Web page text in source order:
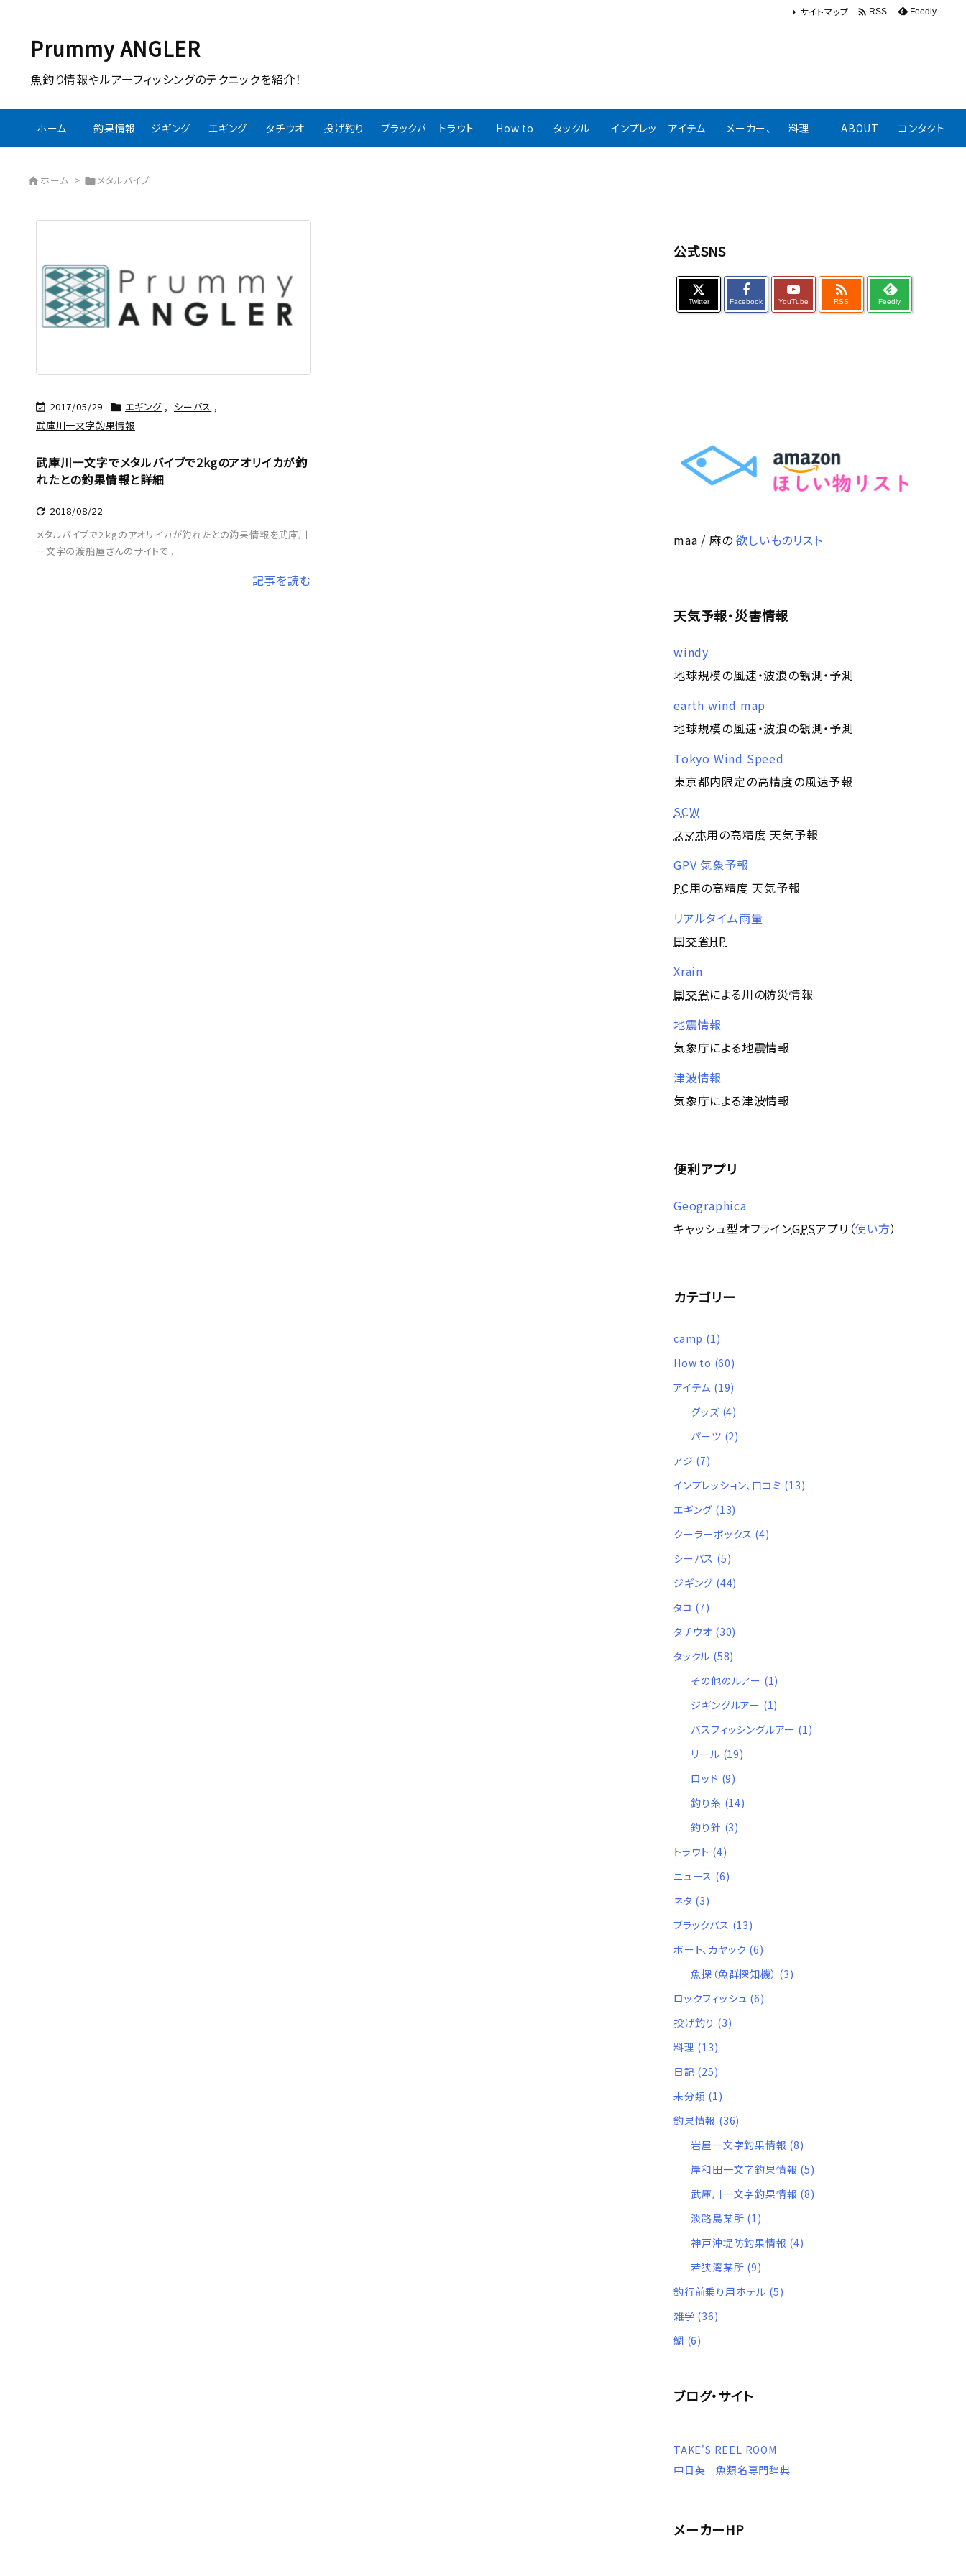
Prummy ANGLER
魚釣り情報やルアーフィッシングのテクニックを紹介！
ホーム 釣果情報 ジギング エギング タチウオ 投げ釣り ブラックバス トラウト How to タックル インプレッション、口コミ
アイテム メーカー、著名人リンク集
料理 ABOUT コンタクト
サイトマップ  RSS Feedly
 ホーム > メタルバイブ
 2017/05/29  エギング , シーバス ,
武庫川一文字釣果情報
武庫川一文字でメタルバイブで2kgのアオリイカが釣
れたとの釣果情報と詳細
 2018/08/22
メタルバイブで2 kgのアオリイカが釣れたとの釣果情報を武庫川
一文字の渡船屋さんのサイトで ...
記事を読む
公式SNS
Twitter Facebook YouTube

RSS Feedly
maa / 麻の欲しいものリスト
天気予報・災害情報
windy
地球規模の風速・波浪の観測・予測
earth wind map
地球規模の風速・波浪の観測・予測
Tokyo Wind Speed
東京都内限定の高精度の風速予報
SCW
スマホ用の高精度 天気予報
GPV 気象予報
PC用の高精度 天気予報
リアルタイム雨量
国交省HP
Xrain
国交省による川の防災情報
地震情報
気象庁による地震情報
津波情報
気象庁による津波情報
便利アプリ
Geographica
キャッシュ型オフラインGPSアプリ（使い方）
カテゴリー
camp (1)
How to (60)
アイテム (19)
グッズ (4)
パーツ (2)
アジ (7)
インプレッション、口コミ (13)
エギング (13)
クーラーボックス (4)
シーバス (5)
ジギング (44)
タコ (7)
タチウオ (30)
タックル (58)
その他のルアー (1)
ジギングルアー (1)
バスフィッシングルアー (1)
リール (19)
ロッド (9)
釣り糸 (14)
釣り針 (3)
トラウト (4)
ニュース (6)
ネタ (3)
ブラックバス (13)
ボート、カヤック (6)
魚探（魚群探知機） (3)
ロックフィッシュ (6)
投げ釣り (3)
料理 (13)
日記 (25)
未分類 (1)
釣果情報 (36)
岩屋一文字釣果情報 (8)
岸和田一文字釣果情報 (5)
武庫川一文字釣果情報 (8)
淡路島某所 (1)
神戸沖堤防釣果情報 (4)
若狭湾某所 (9)
釣行前乗り用ホテル (5)
雑学 (36)
鯛 (6)
ブログ・サイト
TAKE'S REEL ROOM
中日英 魚類名専門辞典
メーカーHP